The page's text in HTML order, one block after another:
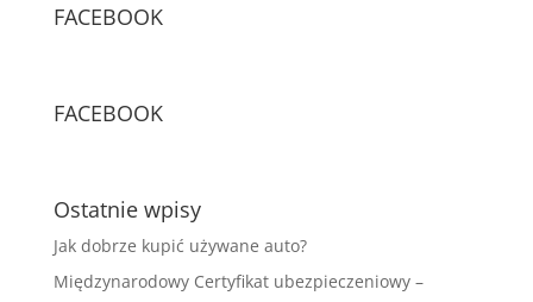
FACEBOOK
FACEBOOK
Ostatnie wpisy
Jak dobrze kupić używane auto?
Międzynarodowy Certyfikat ubezpieczeniowy –